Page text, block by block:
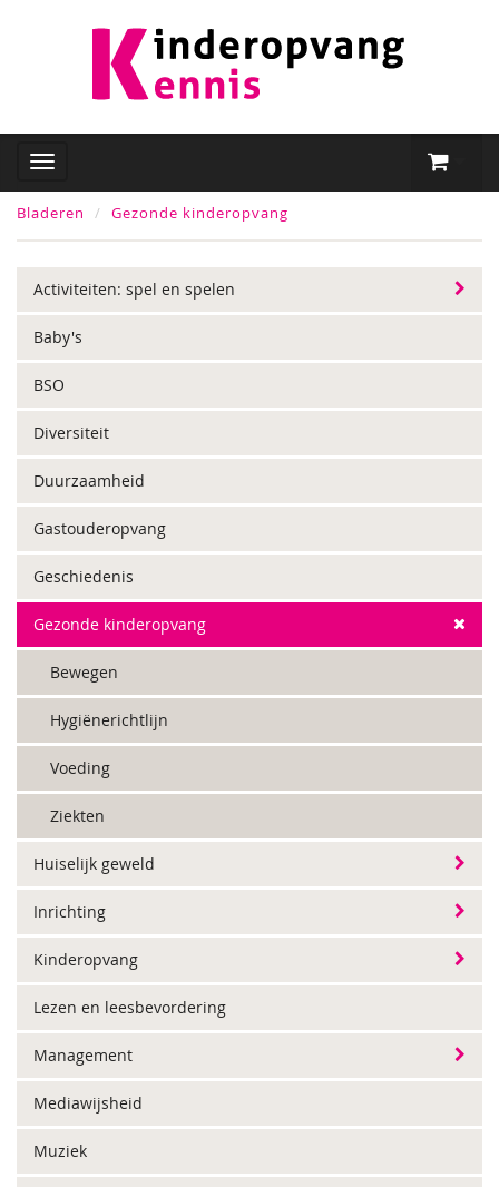
Bladeren Gezonde kinderopvang
Activiteiten: spel en spelen
Baby's
BSO
Diversiteit
Duurzaamheid
Gastouderopvang
Geschiedenis
Gezonde kinderopvang
Bewegen
Hygiënerichtlijn
Voeding
Ziekten
Huiselijk geweld
Inrichting
Kinderopvang
Lezen en leesbevordering
Management
Mediawijsheid
Muziek